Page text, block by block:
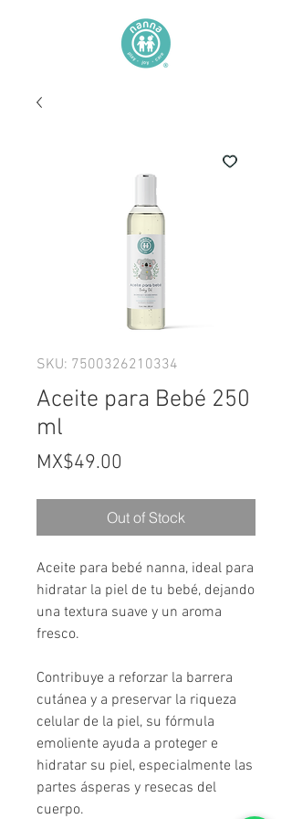
SKU: 7500326210334
Aceite para Bebé 250
ml
MX$49.00
Out of Stock
Aceite para bebé nanna, ideal para
hidratar la piel de tu bebé, dejando
una textura suave y un aroma
fresco.
Contribuye a reforzar la barrera
cutánea y a preservar la riqueza
celular de la piel, su fórmula
emoliente ayuda a proteger e
hidratar su piel, especialmente las
partes ásperas y resecas del
cuerpo.